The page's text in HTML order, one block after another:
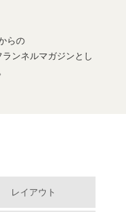
らの
ンネルマガジンとし
レイアウト